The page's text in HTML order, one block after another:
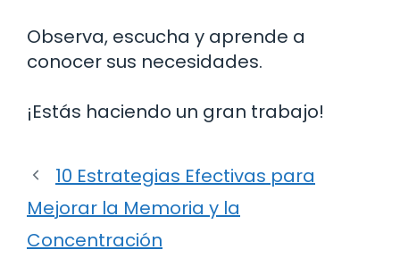
Observa, escucha y aprende a
conocer sus necesidades.
¡Estás haciendo un gran trabajo!
10 Estrategias Efectivas para
Mejorar la Memoria y la
Concentración